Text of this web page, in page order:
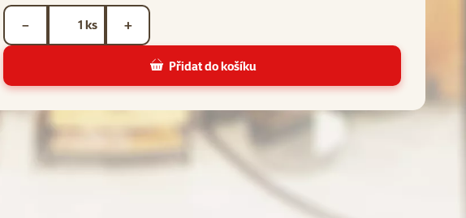
ks
− +
Přidat do košíku